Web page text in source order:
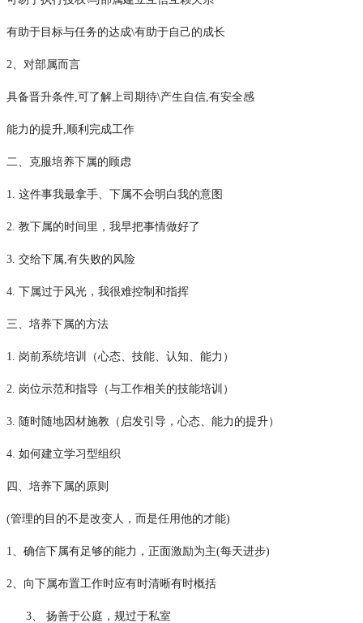
有助于目标与任务的达成\有助于自己的成长
2、对部属而言
具备晋升条件 ,可了解上司期待\产生自信,有安全感
能力的提升 ,顺利完成工作
二、克服培养下属的顾虑
1. 这件事我最拿手、下属不会明白我的意图
2. 教下属的时间里，我早把事情做好了
3. 交给下属,有失败的风险
4. 下属过于风光，我很难控制和指挥
三、培养下属的方法
1. 岗前系统培训（心态、技能、认知、能力）
2. 岗位示范和指导（与工作相关的技能培训）
3. 随时随地因材施教（启发引导，心态、能力的提升）
4. 如何建立学习型组织
四、培养下属的原则
(管理的目的不是改变人，而是任用他的才能)
1、确信下属有足够的能力，正面激励为主(每天进步)
2、向下属布置工作时应有时清晰有时概括
3、 扬善于公庭，规过于私室